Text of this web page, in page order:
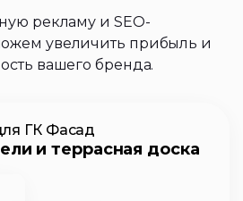
рекламу и SEO-
увеличить прибыль и
вашего бренда.
ГК Фасад
и террасная доска